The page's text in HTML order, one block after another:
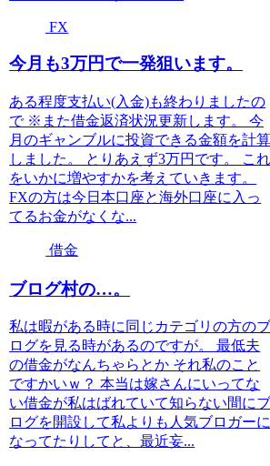
FX
今月も3万円で一発狙います。
ある程度支払い(入金)も終わりましたの
で ※また借金返済状況更新します。 今
月のギャンブルに投資できる金額を計算
しました。 とりあえず3万円です。 これ
をいかに増やすかを考えていきます。
FXの方は今日本口座と海外口座に入っ
てるお金がなくな...
借金
ブログ村の…。
私は暇がある時に同じカテゴリの方のブ
ログを見る時があるのですが。 最低夫
の借金がなんちゃらとか それ私のこと
ですかいｗ？ 本当は嫁さんにいってな
い借金が私はばれていて知らない間にブ
ログを開設して私よりも人気ブロガーに
なってたりしてと、最近妄...